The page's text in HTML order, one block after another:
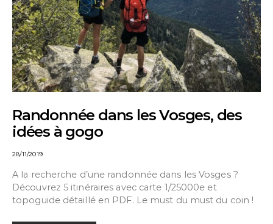
Randonnée dans les Vosges, des
idées à gogo
28/11/2019
A la recherche d’une randonnée dans les Vosges ?
Découvrez 5 itinéraires avec carte 1/25000e et
topoguide détaillé en PDF. Le must du must du coin !